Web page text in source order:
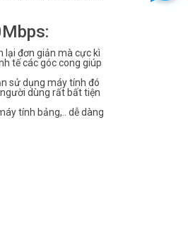
lại đơn giản mà cực kì
tế các góc cong giúp
sử dụng máy tính đó
dùng rất bất tiện
tính bảng,.. dễ dàng